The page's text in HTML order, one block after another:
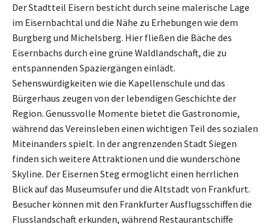
Der Stadtteil Eisern besticht durch seine malerische Lage
im Eisernbachtal und die Nähe zu Erhebungen wie dem
Burgberg und Michelsberg. Hier fließen die Bäche des
Eisernbachs durch eine grüne Waldlandschaft, die zu
entspannenden Spaziergängen einlädt.
Sehenswürdigkeiten wie die Kapellenschule und das
Bürgerhaus zeugen von der lebendigen Geschichte der
Region. Genussvolle Momente bietet die Gastronomie,
während das Vereinsleben einen wichtigen Teil des sozialen
Miteinanders spielt. In der angrenzenden Stadt Siegen
finden sich weitere Attraktionen und die wunderschöne
Skyline. Der Eisernen Steg ermöglicht einen herrlichen
Blick auf das Museumsufer und die Altstadt von Frankfurt.
Besucher können mit den Frankfurter Ausflugsschiffen die
Flusslandschaft erkunden, während Restaurantschiffe